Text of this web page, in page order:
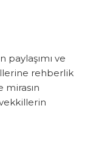
paylaşımı ve
rehberlik
mirasın